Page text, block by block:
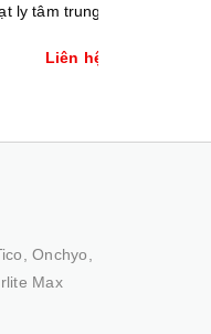
VMC-2I
Onchyo,
Max